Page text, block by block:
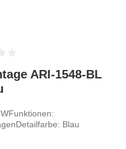
0 von 5 Sternen
ARI-1548-BL
Blau